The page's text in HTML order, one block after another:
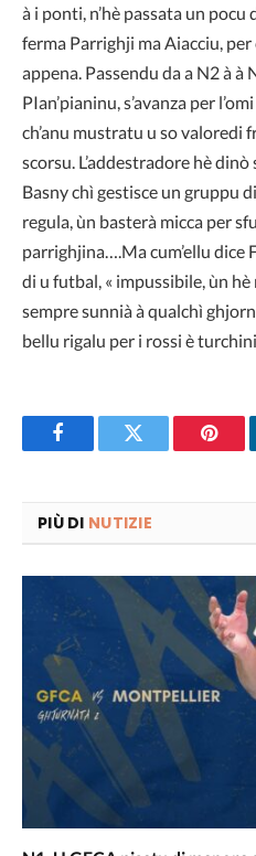
à i ponti, n’hè passata un
ferma Parrighji ma Aiacciu,
appena. Passendu da a N2 à à
PIan’pianinu, s’avanza per
ch’anu mustratu u so valoredi
scorsu. L’addestradore hè
Basny chì gestisce un gruppu
regula, ùn basterà micca per
parrighjina….Ma cum’ellu dice
di u futbal, « impussibile, ùn
sempre sunnià à qualchì
bellu rigalu per i rossi è
FacebookTwitter
PIÙ DI NUTIZIE